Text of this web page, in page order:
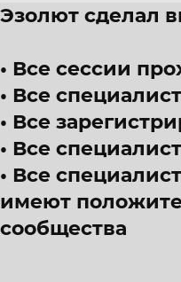
Эзолют сделал
Все сессии
Все
Все
Все
Все
имеют
сообщества